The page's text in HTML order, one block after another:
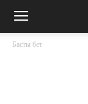
Басты бет